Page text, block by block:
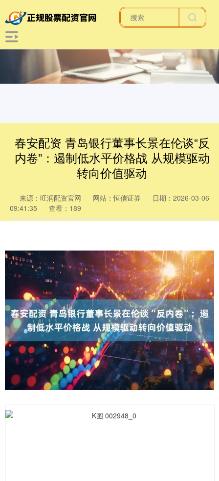
春安配资 青岛银行董事长景在伦谈“反
内卷”：遏制低水平价格战 从规模驱动
转向价值驱动
来源：旺润配资官网 网站：恒信证券
日期：2026-03-06
09:41:35
查看：189